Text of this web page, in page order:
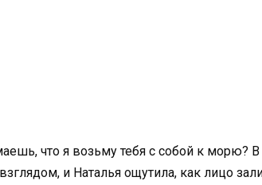
что я возьму тебя с собой к морю?
и Наталья ощутила, как лицо